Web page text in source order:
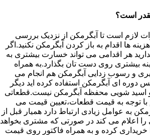
است؟
لازم است تا آبگرمکن از نزدیک بررسی
ها اقدام به باز کردن آبگرمکن نکنید.اگر
هر اقدامی می تواند خسارت بیشتری به
بیشتری روی دست تان بگذارد.به همراه
و رسوب زدایی آبگرمکن هم انجام می
ای آبگرمکن استفاده کرده اید دیگر
اسید شویی محفظه آبگرمکن نیست.قطعاتی
با توجه به قیمت قطعات،تعیین قیمت می
به عوامل زیادی ارتباط دارد همیار قبل از
را اعلام می کند در صورتی که مشتری بخواهد
خریداری کرده و به همراه فاکتور روی قیمت